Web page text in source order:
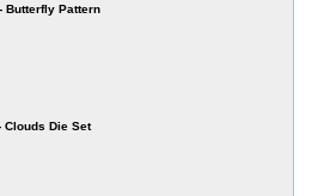
Butterfly Pattern
Clouds Die Set